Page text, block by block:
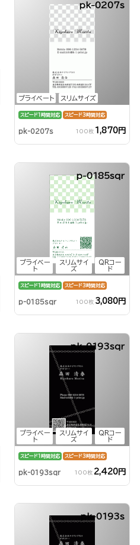
プライベート スリムサイズ
pk-0207s
スピード1時間対応 スピード3時間対応
pk-0207s 100枚 1,870円
プライベー
ト
スリムサイ
ズ
QRコー
ド
p-0185sqr
スピード1時間対応 スピード3時間対応
p-0185sqr 100枚 3,080円
プライベー
ト
スリムサイ
ズ
QRコー
ド
pk-0193sqr
スピード1時間対応 スピード3時間対応
pk-0193sqr 100枚 2,420円
pk-0193s